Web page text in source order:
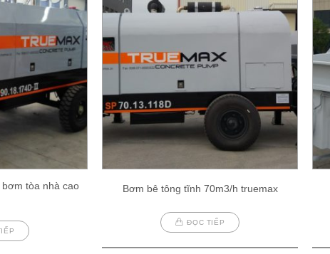
tòa nhà cao
Bơm bê tông tĩnh 70m3/h truemax
ĐỌC TIẾP